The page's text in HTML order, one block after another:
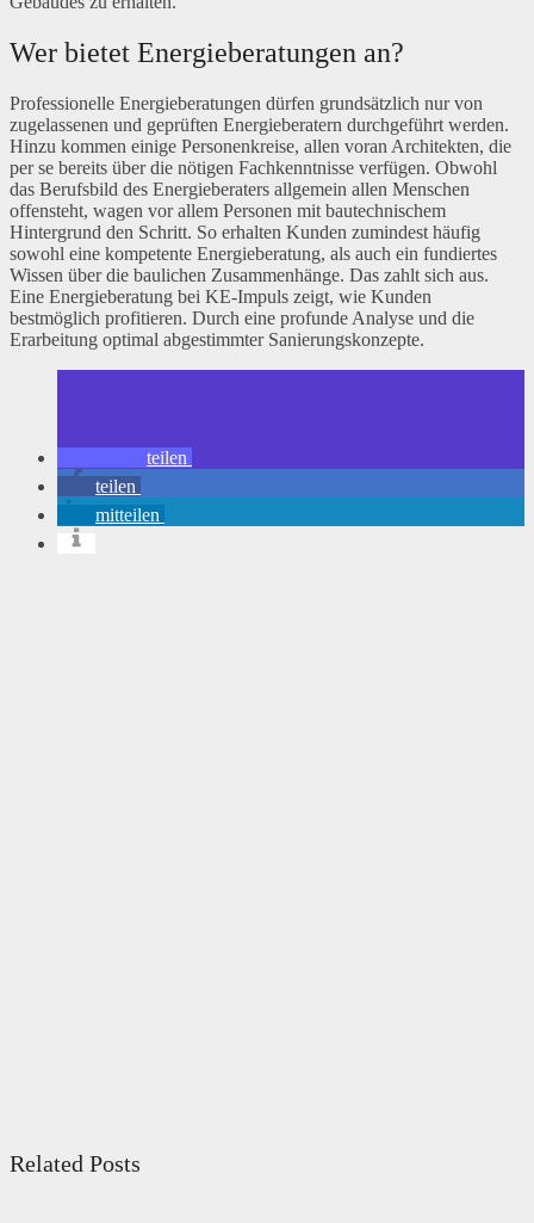
Wer bietet Energieberatungen an?
Professionelle Energieberatungen dürfen grundsätzlich nur von
zugelassenen und geprüften Energieberatern durchgeführt werden.
Hinzu kommen einige Personenkreise, allen voran Architekten, die
per se bereits über die nötigen Fachkenntnisse verfügen. Obwohl
das Berufsbild des Energieberaters allgemein allen Menschen
offensteht, wagen vor allem Personen mit bautechnischem
Hintergrund den Schritt. So erhalten Kunden zumindest häufig
sowohl eine kompetente Energieberatung, als auch ein fundiertes
Wissen über die baulichen Zusammenhänge. Das zahlt sich aus.
Eine Energieberatung bei KE-Impuls zeigt, wie Kunden
bestmöglich profitieren. Durch eine profunde Analyse und die
Erarbeitung optimal abgestimmter Sanierungskonzepte.
teilen
teilen
mitteilen
Related Posts